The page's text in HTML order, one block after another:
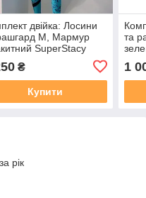
двійка: Лосини
M, Мармур
SuperStacy
₴
Купити
та
1
рік